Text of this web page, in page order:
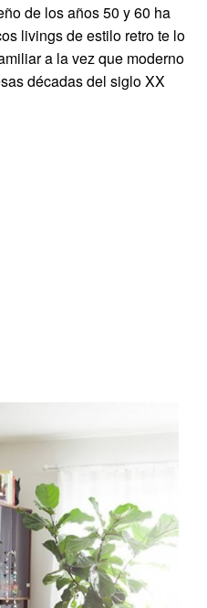
de los años 50 y 60 ha
livings de estilo retro te lo
a la vez que moderno
décadas del siglo XX